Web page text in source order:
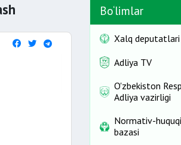
Bo‘limlar
Xalq deputatlari
Adliya TV
O'zbekiston
Adliya vazirligi
Normativ-
bazasi